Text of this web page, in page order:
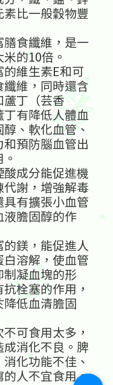
素比一般穀物豐
膳食纖維，是一
的10倍。
維生素E和可
纖維，同時還含
蘆丁（芸香
丁有降低人體血
、軟化血管、
預防腦血管出
酸成分能促進機
代謝，增強解毒
具有擴張小血管
液膽固醇的作
的鎂，能促進人
白溶解，使血管
制凝血塊的形
栓塞的作用，
降低血清膽固
可食用太多，
成消化不良。脾
化功能不佳、
的人不宜食用。